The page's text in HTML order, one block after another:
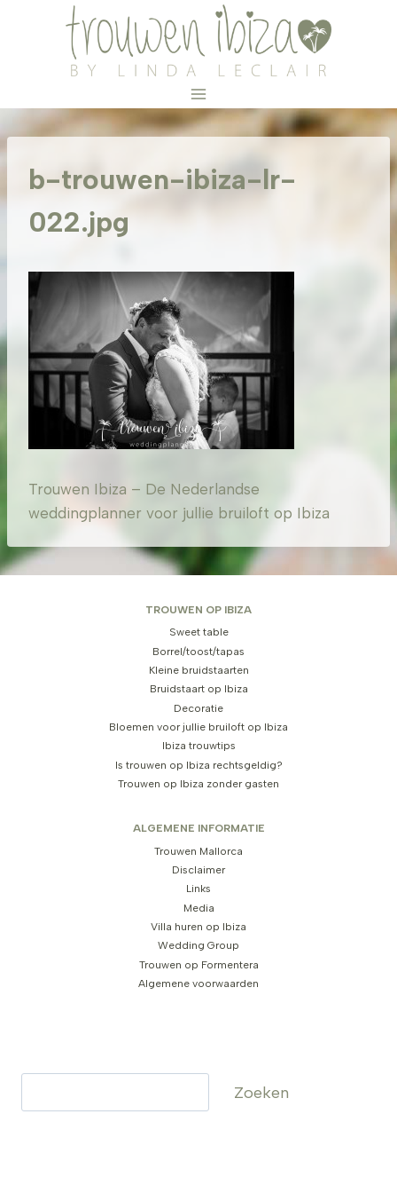
b-trouwen-ibiza-lr-
022.jpg
Trouwen Ibiza – De Nederlandse
weddingplanner voor jullie bruiloft op Ibiza
TROUWEN OP IBIZA
Sweet table
Borrel/toost/tapas
Kleine bruidstaarten
Bruidstaart op Ibiza
Decoratie
Bloemen voor jullie bruiloft op Ibiza
Ibiza trouwtips
Is trouwen op Ibiza rechtsgeldig?
Trouwen op Ibiza zonder gasten
ALGEMENE INFORMATIE
Trouwen Mallorca
Disclaimer
Links
Media
Villa huren op Ibiza
Wedding Group
Trouwen op Formentera
Algemene voorwaarden
Zoeken